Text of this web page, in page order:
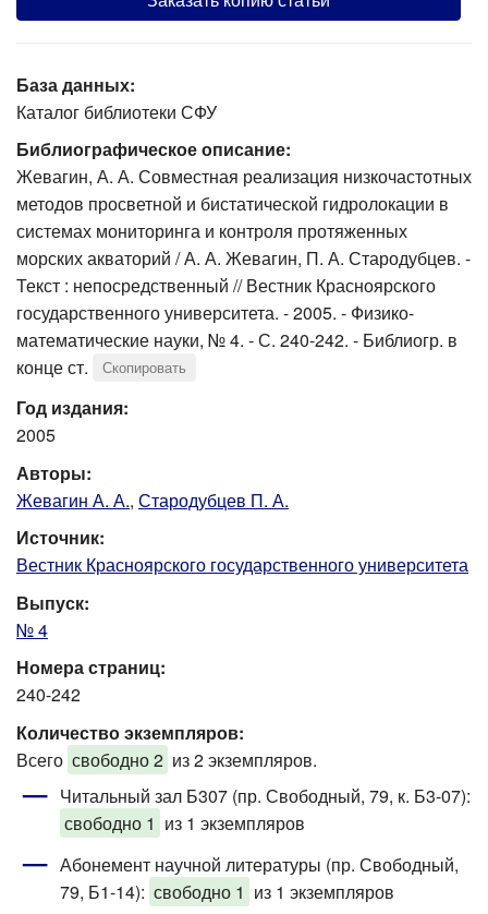
База данных:
Каталог библиотеки СФУ
Библиографическое описание:
Жевагин, А. А. Совместная реализация низкочастотных
методов просветной и бистатической гидролокации в
системах мониторинга и контроля протяженных
морских акваторий / А. А. Жевагин, П. А. Стародубцев. -
Текст : непосредственный // Вестник Красноярского
государственного университета. - 2005. - Физико-
математические науки, № 4. - С. 240-242. - Библиогр. в
конце ст.
Скопировать
Год издания:
2005
Авторы:
Жевагин А. А., Стародубцев П. А.
Источник:
Вестник Красноярского государственного университета
Выпуск:
№ 4
Номера страниц:
240-242
Количество экземпляров:
Всего свободно 2 из 2 экземпляров.
Читальный зал Б307 (пр. Свободный, 79, к. Б3-07):
свободно 1 из 1 экземпляров
Абонемент научной литературы (пр. Свободный,
79, Б1-14): свободно 1 из 1 экземпляров